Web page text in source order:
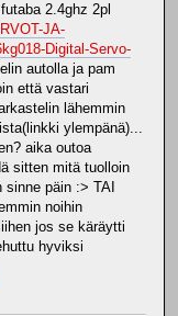
2.4ghz 2pl
JA-
Digital-Servo-
autolla ja pam
että vastari
lähemmin
ylempänä)...
aika outoa
sitten mitä tuolloin
päin :> TAI
noihin
jos se käräytti
hyviksi